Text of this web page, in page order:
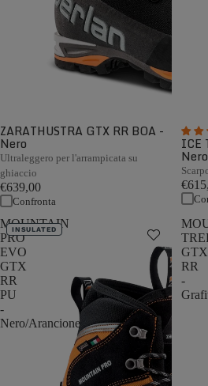
ZARATHUSTRA GTX RR BOA -
Nero
Ultraleggero per l'arrampicata su
ghiaccio
€639,00
Confronta
ICE
MOUNTAIN
PRO
EVO
GTX
RR
PU
-
Nero/Arancione
INSULATED
GTX
RR
-